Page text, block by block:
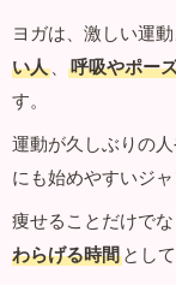
ヨガは、激しい運
い人 、 呼吸やポー
す。
運動が久しぶりの人
にも始めやすいジャ
痩せることだけでな
わらげる時間 とし